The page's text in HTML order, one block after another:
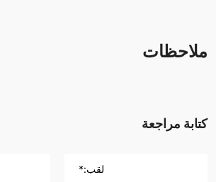
ملاحظات
كتابة مراجعة
لقب:*